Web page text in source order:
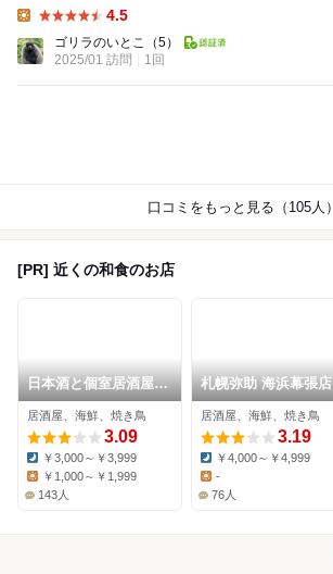
4.5
ゴリラのいとこ
（5）
2025/01 訪問
1回
口コミをもっと見る（105人）
[PR] 近くの和食のお店
日本酒と個室居酒屋
農家の慶 海浜幕張店
居酒屋、海鮮、焼き鳥
3.09
Dinner:
￥3,000～￥3,999
￥1,000～￥1,999
143人
札幌弥助 海浜幕張店
居酒屋、海鮮、焼き鳥
3.19
Dinner:
￥4,000～￥4,999
Lunch:
-
76人